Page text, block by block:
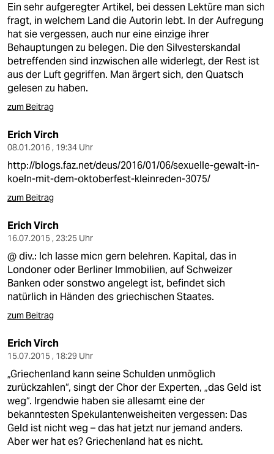
Ein sehr aufgeregter Artikel, bei dessen Lektüre man sich
fragt, in welchem Land die Autorin lebt. In der Aufregung
hat sie vergessen, auch nur eine einzige ihrer
Behauptungen zu belegen. Die den Silvesterskandal
betreffenden sind inzwischen alle widerlegt, der Rest ist
aus der Luft gegriffen. Man ärgert sich, den Quatsch
gelesen zu haben.
zum Beitrag
Erich Virch
08.01.2016 , 19:34 Uhr
http://blogs.faz.net/deus/2016/01/06/sexuelle-gewalt-in-
koeln-mit-dem-oktoberfest-kleinreden-3075/
zum Beitrag
Erich Virch
16.07.2015 , 23:25 Uhr
@ div.: Ich lasse micn gern belehren. Kapital, das in
Londoner oder Berliner Immobilien, auf Schweizer
Banken oder sonstwo angelegt ist, befindet sich
natürlich in Händen des griechischen Staates.
zum Beitrag
Erich Virch
15.07.2015 , 18:29 Uhr
„Griechenland kann seine Schulden unmöglich
zurückzahlen“, singt der Chor der Experten, „das Geld ist
weg“. Irgendwie haben sie allesamt eine der
bekanntesten Spekulantenweisheiten vergessen: Das
Geld ist nicht weg – das hat jetzt nur jemand anders.
Aber wer hat es? Griechenland hat es nicht.